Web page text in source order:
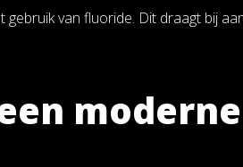
van fluoride. Dit draagt bij